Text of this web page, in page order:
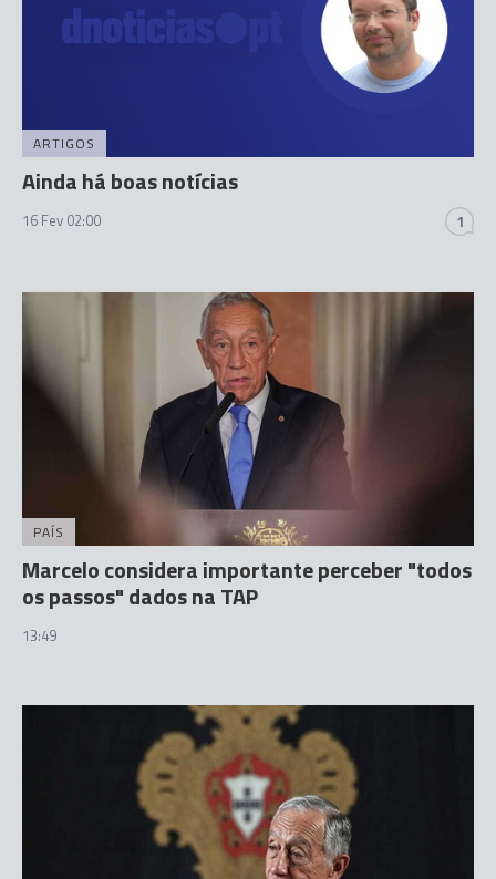
ARTIGOS
Ainda há boas notícias
16 Fev 02:00 1
PAÍS
Marcelo considera importante perceber "todos
os passos" dados na TAP
13:49